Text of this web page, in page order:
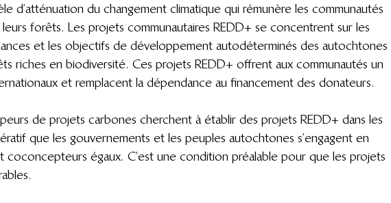
d’atténuation du changement climatique qui rémunère les communautés
forêts. Les projets communautaires REDD+ se concentrent sur les
et les objectifs de développement autodéterminés des autochtones
riches en biodiversité. Ces projets REDD+ offrent aux communautés un
et remplacent la dépendance au financement des donateurs.
de projets carbones cherchent à établir des projets REDD+ dans les
que les gouvernements et les peuples autochtones s’engagent en
coconcepteurs égaux. C’est une condition préalable pour que les projets